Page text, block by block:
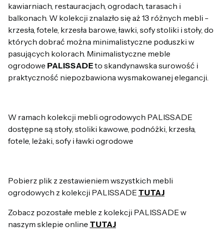
kawiarniach, restauracjach, ogrodach, tarasach i
balkonach. W kolekcji znalazło się aż 13 różnych mebli -
krzesła, fotele, krzesła barowe, ławki, sofy stoliki i stoły, do
których dobrać można minimalistyczne poduszki w
pasujących kolorach. Minimalistyczne meble
ogrodowe PALISSADEto skandynawska surowość i
praktyczność niepozbawiona wysmakowanej elegancji.
W ramach kolekcji mebli ogrodowych PALISSADE
dostępne są stoły, stoliki kawowe, podnóżki, krzesła,
fotele, leżaki, sofy i ławki ogrodowe
Pobierz plik z zestawieniem wszystkich mebli
ogrodowych z kolekcji PALISSADE TUTAJ
Zobacz pozostałe meble z kolekcji PALISSADE w
naszym sklepie online TUTAJ